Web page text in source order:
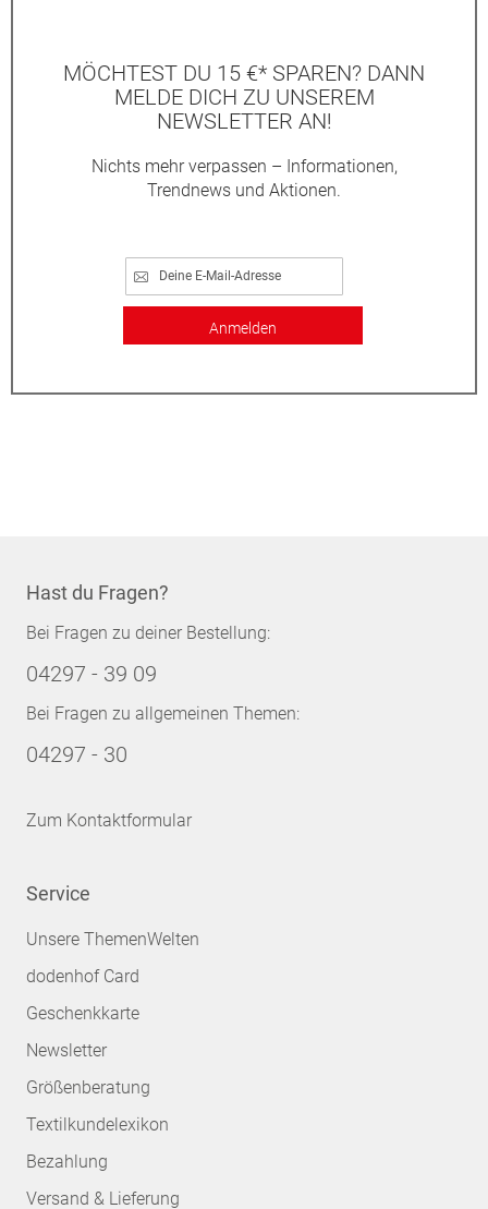
MÖCHTEST DU 15 €* SPAREN? DANN
MELDE DICH ZU UNSEREM
NEWSLETTER AN!
Nichts mehr verpassen – Informationen,
Trendnews und Aktionen.
Anmelden
Hast du Fragen?
Bei Fragen zu deiner Bestellung:
04297 - 39 09
Bei Fragen zu allgemeinen Themen:
04297 - 30
Zum Kontaktformular
Service
Unsere ThemenWelten
dodenhof Card
Geschenkkarte
Newsletter
Größenberatung
Textilkundelexikon
Bezahlung
Versand & Lieferung